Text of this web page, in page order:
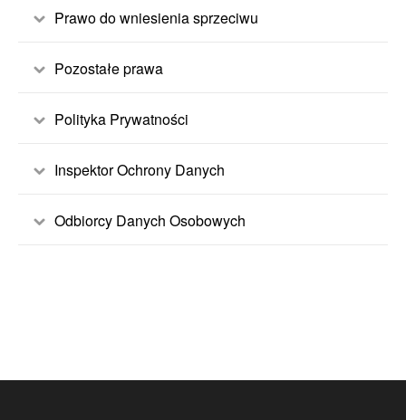
Prawo do wniesienia sprzeciwu
Pozostałe prawa
Polityka Prywatności
Inspektor Ochrony Danych
Odbiorcy Danych Osobowych